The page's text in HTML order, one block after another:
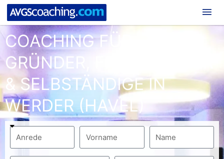
COACHING FÜR
GRÜNDER, FREIBERUFLER
& SELBSTÄNDIGE IN
WERDER (HAVEL)